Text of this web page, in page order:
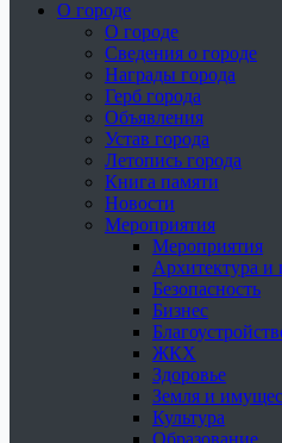
О городе
О городе
Сведения о городе
Награды города
Герб города
Объявления
Устав города
Летопись города
Книга памяти
Новости
Мероприятия
Мероприятия
Архитектура и
Безопасность
Бизнес
ЖКХ
Здоровье
Земля и
Культура
Образование